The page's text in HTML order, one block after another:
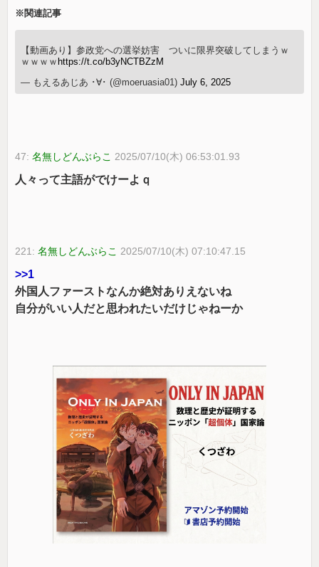
※関連記事
【動画あり】参政党への選挙妨害 ついに限界突破してしまうｗ
ｗｗｗｗ https://t.co/b3yNCTBZzM
— もえるあじあ ･∀･ (@moeruasia01)July 6, 2025
47:名無しどんぶらこ 2025/07/10(木) 06:53:01.93
人々って主語がでけーよｑ
221:名無しどんぶらこ 2025/07/10(木) 07:10:47.15
>>1
外国人ファーストなんか絶対ありえないね
自分がいい人だと思われたいだけじゃねーか